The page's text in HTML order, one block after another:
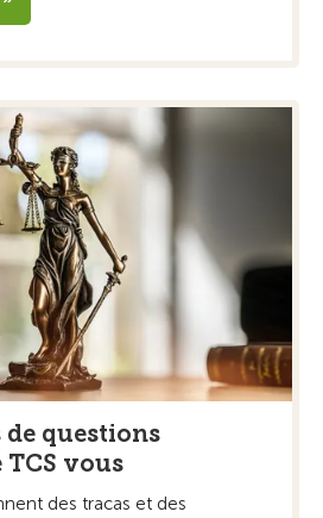
de questions
vous
des tracas et des